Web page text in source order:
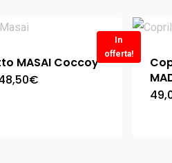
In
offerta!
MASAI Coccoy
€